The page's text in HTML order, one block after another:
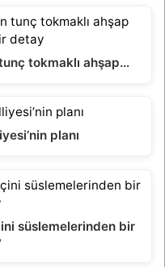
tokmaklı ahşap…
planı
süslemelerinden bir